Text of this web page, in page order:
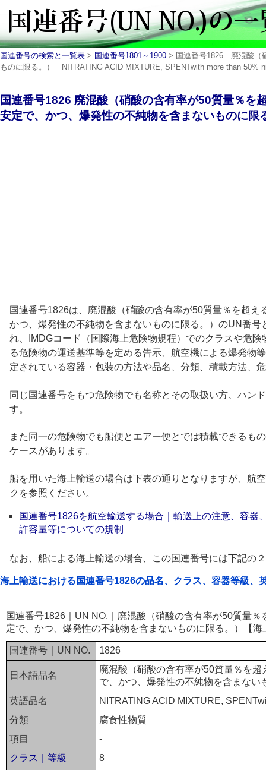
国連番号の検索と一覧表 > 国連番号1801～1900 > 国連番号1826｜廃混酸（
ものに限る。）｜NITRATING ACID MIXTURE, SPENTwith more than 50%
国連番号1826 廃混酸（硝酸の含有率が50質量％を
安定で、かつ、爆発性の不純物を含まないものに限
国連番号1826は、廃混酸（硝酸の含有率が50質量％を超え
かつ、爆発性の不純物を含まないものに限る。）のUN番
れ、IMDGコード（国際海上危険物規程）でのクラスや危
る危険物の運送基準等を定める告示、航空機による爆発物
定されている容器・包装の方法や品名、分類、積載方法、
同じ国連番号をもつ危険物でも名称とその取扱い方、ハン
す。
また同一の危険物でも船便とエアー便とでは積載できるも
ケースがあります。
船を用いた海上輸送の場合は下表の通りとなりますが、航
クを参照ください。
国連番号1826を航空輸送する場合｜輸送上の注意、容器
許容量等についての規制
なお、船による海上輸送の場合、この国連番号には下記の
海上輸送における国連番号1826の品名、クラス、容器等級、
国連番号1826｜UN NO.｜廃混酸（硝酸の含有率が50質量
定で、かつ、爆発性の不純物を含まないものに限る。）【海
国連番号｜UN NO. 1826
日本語品名
廃混酸（硝酸の含有率が50質量％を
で、かつ、爆発性の不純物を含まない
英語品名
NITRATING ACID MIXTURE,
分類
腐食性物質
項目
-
クラス｜等級
8